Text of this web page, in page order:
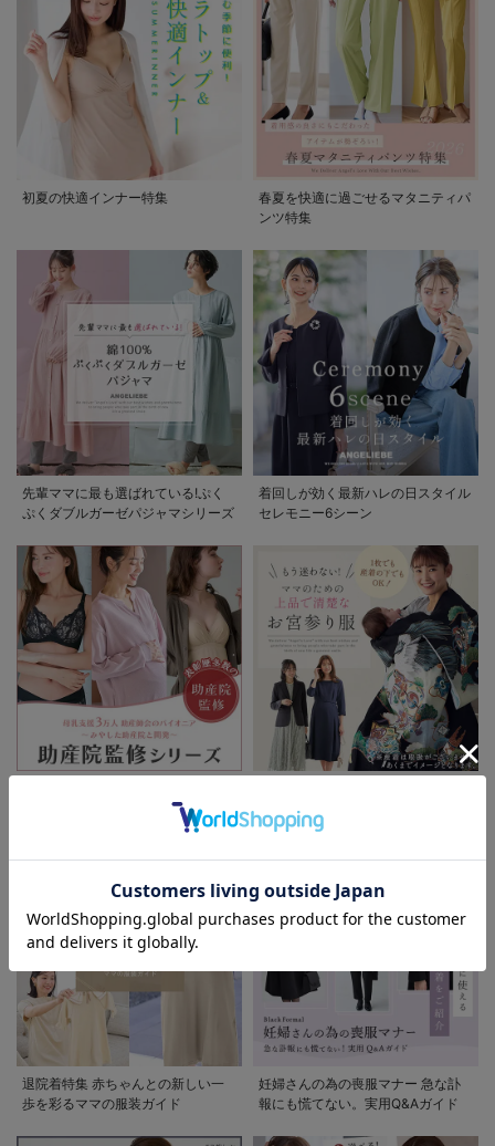
お買い物を続ける カートへ進む
RELATED ITEMS
関連商品
2
マザーズ ボディバ
ター 正規品
¥4,400(税込)
2
マザーズ ボディオ
(税込)
初夏の快適インナー特集
春夏を快適に過ごせるマタニティパ
ンツ特集
先輩ママに最も選ばれている!ぷく
ぷくダブルガーゼパジャマシリーズ
着回しが効く最新ハレの日スタイル
セレモニー6シーン
清楚なお宮参り服
退院着特集 赤ちゃんとの新しい一
歩を彩るママの服装ガイド
妊婦さんの為の喪服マナー 急な訃
報にも慌てない。実用Q&Aガイド
お気に入り商品を確認する